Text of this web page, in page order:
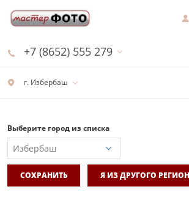
г. Избербаш
+7 (8652) 555 279
Выберите город из списка
СОХРАНИТЬ Я ИЗ ДРУГОГО